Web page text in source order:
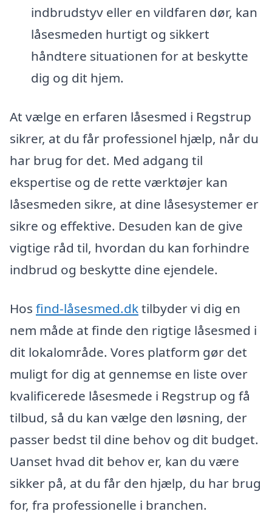
indbrudstyv eller en vildfaren dør, kan
låsesmeden hurtigt og sikkert
håndtere situationen for at beskytte
dig og dit hjem.
At vælge en erfaren låsesmed i Regstrup
sikrer, at du får professionel hjælp, når du
har brug for det. Med adgang til
ekspertise og de rette værktøjer kan
låsesmeden sikre, at dine låsesystemer er
sikre og effektive. Desuden kan de give
vigtige råd til, hvordan du kan forhindre
indbrud og beskytte dine ejendele.
Hos find-låsesmed.dktilbyder vi dig en
nem måde at finde den rigtige låsesmed i
dit lokalområde. Vores platform gør det
muligt for dig at gennemse en liste over
kvalificerede låsesmede i Regstrup og få
tilbud, så du kan vælge den løsning, der
passer bedst til dine behov og dit budget.
Uanset hvad dit behov er, kan du være
sikker på, at du får den hjælp, du har brug
for, fra professionelle i branchen.